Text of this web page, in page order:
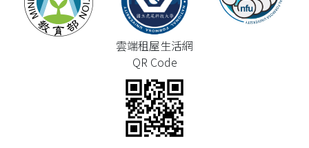
雲端租屋生活網
QR Code